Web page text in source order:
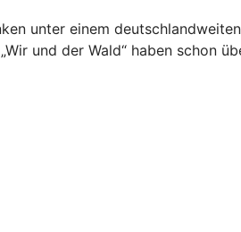
unter einem
und der Wald“ haben schon